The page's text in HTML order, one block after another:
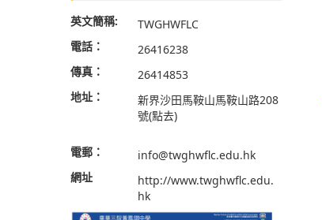
英文簡稱:
TWGHWFLC
電話：
26416238
傳真：
26414853
地址：
新界沙田馬鞍山馬鞍山路208
號(點去)
電郵：
info@twghwflc.edu.hk
網址
http://www.twghwflc.edu.
hk